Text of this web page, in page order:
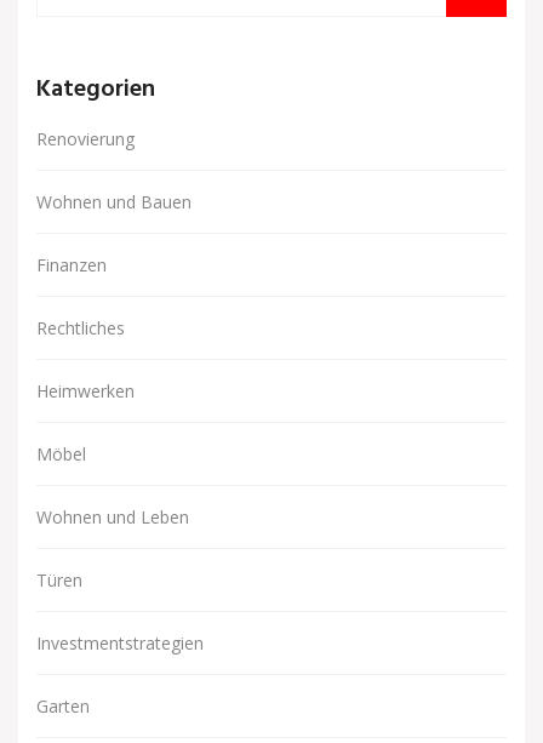
Kategorien
Renovierung
Wohnen und Bauen
Finanzen
Rechtliches
Heimwerken
Möbel
Wohnen und Leben
Türen
Investmentstrategien
Garten